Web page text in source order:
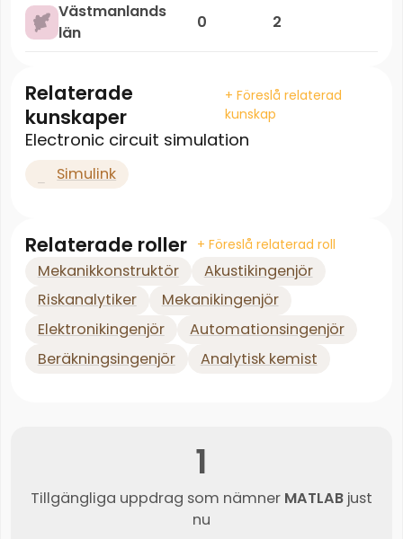
Västmanlands
län
0 2
Relaterade
kunskaper
+ Föreslå relaterad
kunskap
Electronic circuit simulation
Simulink
Relaterade roller + Föreslå relaterad roll
Mekanikkonstruktör
Akustikingenjör
Riskanalytiker
Mekanikingenjör
Elektronikingenjör
Automationsingenjör
Beräkningsingenjör
Analytisk kemist
1
Tillgängliga uppdrag som nämner MATLAB just
nu